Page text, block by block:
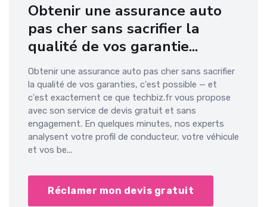
Obtenir une assurance auto
pas cher sans sacrifier la
qualité de vos garantie...
Obtenir une assurance auto pas cher sans sacrifier
la qualité de vos garanties, c'est possible — et
c'est exactement ce que techbiz.fr vous propose
avec son service de devis gratuit et sans
engagement. En quelques minutes, nos experts
analysent votre profil de conducteur, votre véhicule
et vos be...
Réclamer mon devis gratuit